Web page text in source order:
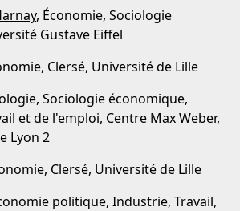
, Économie, Sociologie
Gustave Eiffel
Clersé, Université de Lille
Sociologie économique,
et de l'emploi, Centre Max Weber,
Lyon 2
Clersé, Université de Lille
politique, Industrie, Travail,